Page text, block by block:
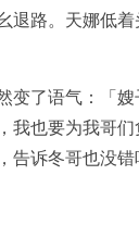
退路。天娜低
变了语气：「
我也要为我哥们
告诉冬哥也没